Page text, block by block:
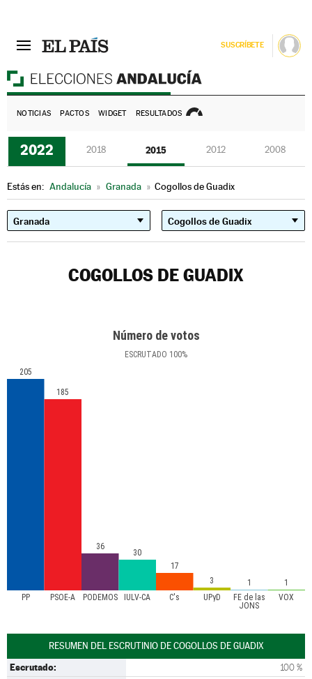
SUSCRÍBETE
NOTICIAS PACTOS WIDGET RESULTADOS
2022 2018 2015 2012 2008
Estás en: Andalucía » Granada » Cogollos de Guadix
COGOLLOS DE GUADIX
Número de votos
ESCRUTADO 100%
PP PSOE-A PODEMOS IULV-CA C's UPyD
FE de las
JONS
VOX
205
185
36
30
17
3
1 1
RESUMEN DEL ESCRUTINIO DE COGOLLOS DE GUADIX
Escrutado: 100 %